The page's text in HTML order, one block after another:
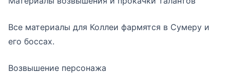
Все материалы для Коллеи фармятся в Сумеру и
его боссах.
Возвышение персонажа